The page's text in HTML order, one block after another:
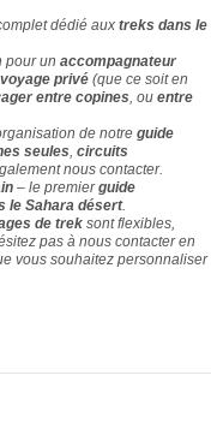
dédié aux treks dans le
pour un accompagnateur
voyage privé (que ce soit en
entre copines , ou entre
de notre guide
seules circuits
nous contacter.
– le premierguide
le Sahara désert.
de trek sont flexibles,
pas à nous contacteren
vous souhaitez personnaliser